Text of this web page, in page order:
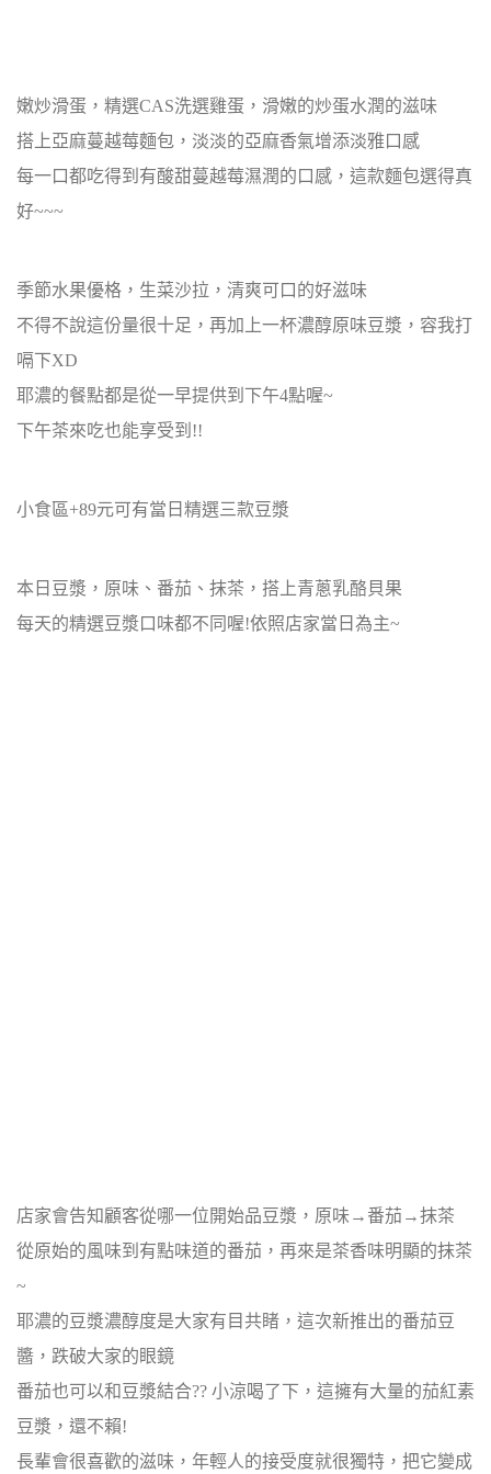
嫩炒滑蛋，精選CAS洗選雞蛋，滑嫩的炒蛋水潤的滋味
搭上亞麻蔓越莓麵包，淡淡的亞麻香氣增添淡雅口感
每一口都吃得到有酸甜蔓越莓濕潤的口感，這款麵包選得真
好~~~
季節水果優格，生菜沙拉，清爽可口的好滋味
不得不說這份量很十足，再加上一杯濃醇原味豆漿，容我打
嗝下XD
耶濃的餐點都是從一早提供到下午4點喔~
下午茶來吃也能享受到!!
小食區+89元可有當日精選三款豆漿
本日豆漿，原味、番茄、抹茶，搭上青蔥乳酪貝果
每天的精選豆漿口味都不同喔!依照店家當日為主~
店家會告知顧客從哪一位開始品豆漿，原味→番茄→抹茶
從原始的風味到有點味道的番茄，再來是茶香味明顯的抹茶
~
耶濃的豆漿濃醇度是大家有目共睹，這次新推出的番茄豆
醬，跌破大家的眼鏡
番茄也可以和豆漿結合?? 小涼喝了下，這擁有大量的茄紅素
豆漿，還不賴!
長輩會很喜歡的滋味，年輕人的接受度就很獨特，把它變成